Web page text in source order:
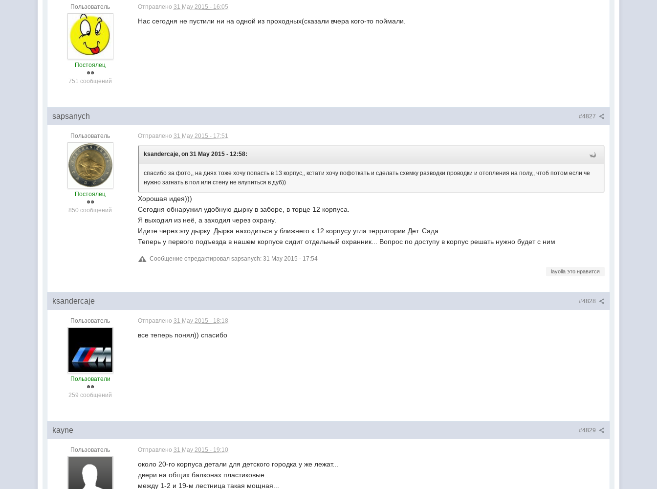
Пользователь
Постоялец
751 сообщений
Отправлено31 May 2015 - 16:05
Нас сегодня не пустили ни на одной из проходных(сказали вчера кого-то поймали.
#4827
sapsanych
Пользователь
Постоялец
850 сообщений
Отправлено31 May 2015 - 17:51
ksandercaje, on 31 May 2015 - 12:58:
спасибо за фото,, на днях тоже хочу попасть в 13 корпус,, кстати хочу пофоткать и сделать схемку разводки проводки и отопления на полу,, чтоб потом если че
нужно загнать в пол или стену не влупиться в дуб))
Хорошая идея)))
Сегодня обнаружил удобную дырку в заборе, в торце 12 корпуса.
Я выходил из неё, а заходил через охрану.
Идите через эту дырку. Дырка находиться у ближнего к 12 корпусу угла территории Дет. Сада.
Теперь у первого подъезда в нашем корпусе сидит отдельный охранник... Вопрос по доступу в корпус решать нужно будет с ним
Сообщение отредактировал sapsanych: 31 May 2015 - 17:54
layolla это нравится
#4828
ksandercaje
Пользователь
Пользователи
259 сообщений
Отправлено31 May 2015 - 18:18
все теперь понял)) спасибо
#4829
kayne
Пользователь Отправлено31 May 2015 - 19:10
около 20-го корпуса детали для детского городка у же лежат...
двери на общих балконах пластиковые...
между 1-2 и 19-м лестница такая мощная...